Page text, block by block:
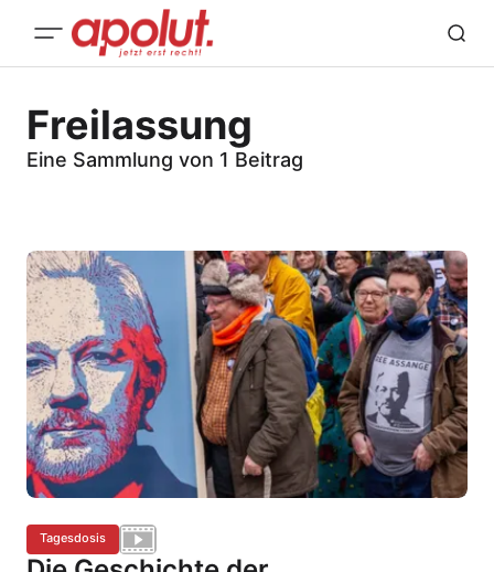
Freilassung
Eine Sammlung von 1 Beitrag
Tagesdosis